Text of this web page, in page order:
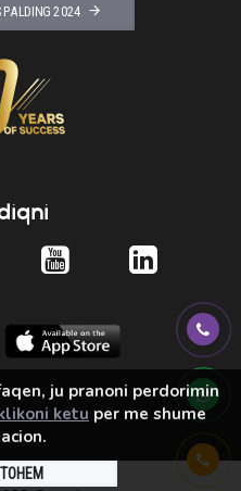
2024
ju pranoni perdorimin
ketu per me shume